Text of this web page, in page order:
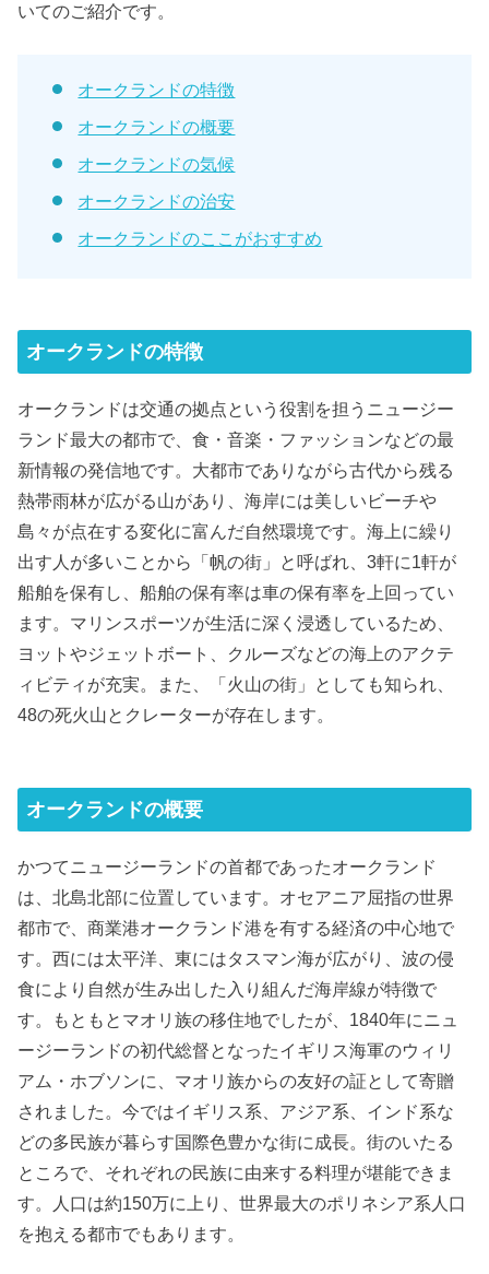
いてのご紹介です。
オークランドの特徴
オークランドの概要
オークランドの気候
オークランドの治安
オークランドのここがおすすめ
オークランドの特徴
オークランドは交通の拠点という役割を担うニュージー
ランド最大の都市で、食・音楽・ファッションなどの最
新情報の発信地です。大都市でありながら古代から残る
熱帯雨林が広がる山があり、海岸には美しいビーチや
島々が点在する変化に富んだ自然環境です。海上に繰り
出す人が多いことから「帆の街」と呼ばれ、3軒に1軒が
船舶を保有し、船舶の保有率は車の保有率を上回ってい
ます。マリンスポーツが生活に深く浸透しているため、
ヨットやジェットボート、クルーズなどの海上のアクテ
ィビティが充実。また、「火山の街」としても知られ、
48の死火山とクレーターが存在します。
オークランドの概要
かつてニュージーランドの首都であったオークランド
は、北島北部に位置しています。オセアニア屈指の世界
都市で、商業港オークランド港を有する経済の中心地で
す。西には太平洋、東にはタスマン海が広がり、波の侵
食により自然が生み出した入り組んだ海岸線が特徴で
す。もともとマオリ族の移住地でしたが、1840年にニュ
ージーランドの初代総督となったイギリス海軍のウィリ
アム・ホブソンに、マオリ族からの友好の証として寄贈
されました。今ではイギリス系、アジア系、インド系な
どの多民族が暮らす国際色豊かな街に成長。街のいたる
ところで、それぞれの民族に由来する料理が堪能できま
す。人口は約150万に上り、世界最大のポリネシア系人口
を抱える都市でもあります。